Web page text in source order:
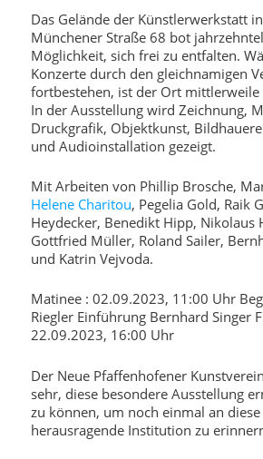
Das Gelände der Künstlerwerkstatt
Münchener Straße 68 bot
Möglichkeit, sich frei zu entfalten.
Konzerte durch den gleichnamigen
fortbestehen, ist der Ort mittlerweile
In der Ausstellung wird Zeichnung,
Druckgrafik, Objektkunst,
und Audioinstallation gezeigt.
Mit Arbeiten von Phillip Brosche,
Helene Charitou, Pegelia Gold, Raik
Heydecker, Benedikt Hipp, Nikolaus
Gottfried Müller, Roland Sailer,
und Katrin Vejvoda.
Matinee : 02.09.2023, 11:00 Uhr
Riegler Einführung Bernhard Singer
22.09.2023, 16:00 Uhr
Der Neue Pfaffenhofener
sehr, diese besondere Ausstellung
zu können, um noch einmal an diese
herausragende Institution zu